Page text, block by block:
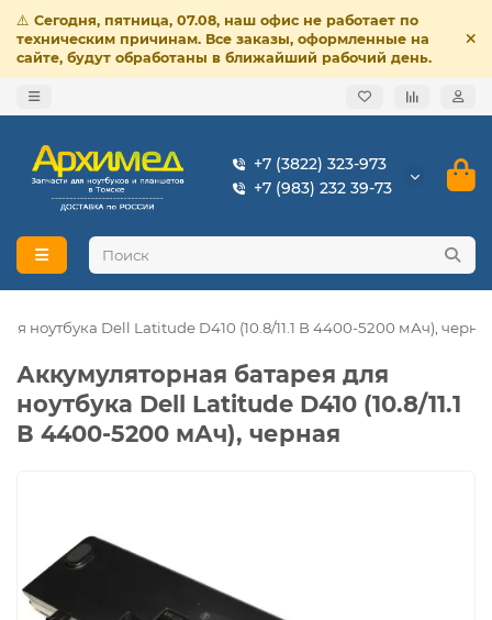
⚠️ Сегодня, пятница, 07.08, наш офис не работает по
техническим причинам. Все заказы, оформленные на
сайте, будут обработаны в ближайший рабочий день.
+7 (3822) 323-973
+7 (983) 232 39-73
ноутбука Dell Latitude D410 (10.8/11.1 В 4400-5200 мАч),
Аккумуляторная батарея для
ноутбука Dell Latitude D410 (10.8/11.1
В 4400-5200 мАч), черная